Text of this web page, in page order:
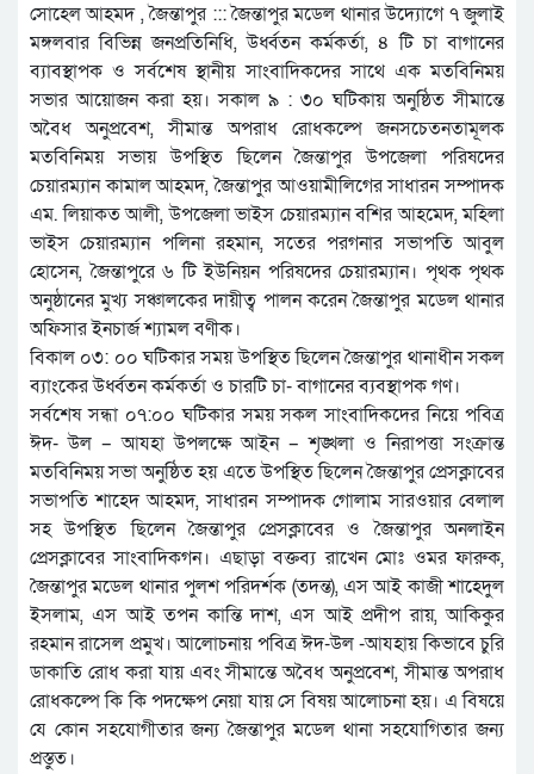
সোহেল আহমদ , জৈন্তাপুর ::: জৈন্তাপুর মডেল থানার উদ্যোগে ৭ জুলাই
মঙ্গলবার বিভিন্ন জনপ্রতিনিধি, উর্ধ্বতন কর্মকর্তা, ৪ টি চা বাগানের
ব্যাবস্থাপক ও সর্বশেষ স্থানীয় সাংবাদিকদের সাথে এক মতবিনিময়
সভার আয়োজন করা হয়। সকাল ৯ : ৩০ ঘটিকায় অনুষ্ঠিত সীমান্তে
অবৈধ অনুপ্রবেশ, সীমান্ত অপরাধ রোধকল্পে জনসচেতনতামূলক
মতবিনিময় সভায় উপস্থিত ছিলেন জৈন্তাপুর উপজেলা পরিষদের
চেয়ারম্যান কামাল আহমদ, জৈন্তাপুর আওয়ামীলিগের সাধারন সম্পাদক
এম. লিয়াকত আলী, উপজেলা ভাইস চেয়ারম্যান বশির আহমেদ, মহিলা
ভাইস চেয়ারম্যান পলিনা রহমান, সতের পরগনার সভাপতি আবুল
হোসেন, জৈন্তাপুরে ৬ টি ইউনিয়ন পরিষদের চেয়ারম্যান। পৃথক পৃথক
অনুষ্ঠানের মুখ্য সঞ্চালকের দায়ীত্ব পালন করেন জৈন্তাপুর মডেল থানার
অফিসার ইনচার্জ শ্যামল বণীক।
বিকাল ০৩: ০০ ঘটিকার সময় উপস্থিত ছিলেন জৈন্তাপুর থানাধীন সকল
ব্যাংকের উর্ধ্বতন কর্মকর্তা ও চারটি চা- বাগানের ব্যবস্থাপক গণ।
সর্বশেষ সন্ধা ০৭:০০ ঘটিকার সময় সকল সাংবাদিকদের নিয়ে পবিত্র
ঈদ- উল – আযহা উপলক্ষে আইন – শৃঙ্খলা ও নিরাপত্তা সংক্রান্ত
মতবিনিময় সভা অনুষ্ঠিত হয় এতে উপস্থিত ছিলেন জৈন্তাপুর প্রেসক্লাবের
সভাপতি শাহেদ আহমদ, সাধারন সম্পাদক গোলাম সারওয়ার বেলাল
সহ উপস্থিত ছিলেন জৈন্তাপুর প্রেসক্লাবের ও জৈন্তাপুর অনলাইন
প্রেসক্লাবের সাংবাদিকগন। এছাড়া বক্তব্য রাখেন মোঃ ওমর ফারুক,
জৈন্তাপুর মডেল থানার পুলশ পরিদর্শক (তদন্ত), এস আই কাজী শাহেদুল
ইসলাম, এস আই তপন কান্তি দাশ, এস আই প্রদীপ রায়, আকিকুর
রহমান রাসেল প্রমুখ। আলোচনায় পবিত্র ঈদ-উল -আযহায় কিভাবে চুরি
ডাকাতি রোধ করা যায় এবং সীমান্তে অবৈধ অনুপ্রবেশ, সীমান্ত অপরাধ
রোধকল্পে কি কি পদক্ষেপ নেয়া যায় সে বিষয় আলোচনা হয়। এ বিষয়ে
যে কোন সহযোগীতার জন্য জৈন্তাপুর মডেল থানা সহযোগিতার জন্য
প্রস্তুত।